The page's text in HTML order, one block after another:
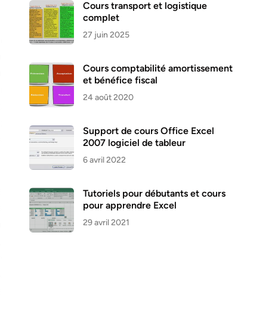
Cours transport et logistique
complet
27 juin 2025
Cours comptabilité amortissement
et bénéfice fiscal
24 août 2020
Support de cours Office Excel
2007 logiciel de tableur
6 avril 2022
Tutoriels pour débutants et cours
pour apprendre Excel
29 avril 2021